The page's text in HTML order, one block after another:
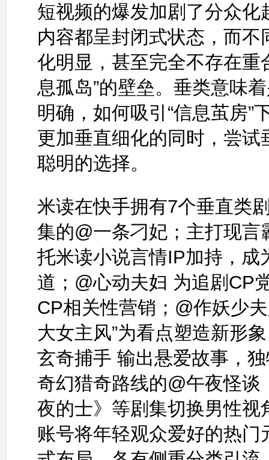
短视频的爆发加剧了分众
内容都呈封闭式状态，而
化明显，甚至完全不存在重
息孤岛”的壁垒。垂类意味
明确，如何吸引“信息茧房”
更加垂直细化的同时，尝
聪明的选择。
米读在快手拥有7个垂直类
集的@一条刁妃；主打现
托米读小说言情IP加持，成
道；@心动夫妇 为追剧CP
CP相关性营销；@作妖少
大女主风”为看点塑造新形
玄奇捕手 输出悬爱故事，
奇幻猎奇路线的@午夜怪
夜的士》等剧集切换男性
账号将年轻观众爱好的热